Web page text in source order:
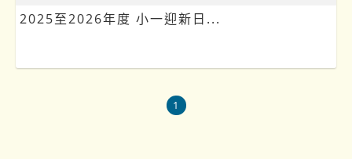
2025至2026年度 小一迎新日...
1